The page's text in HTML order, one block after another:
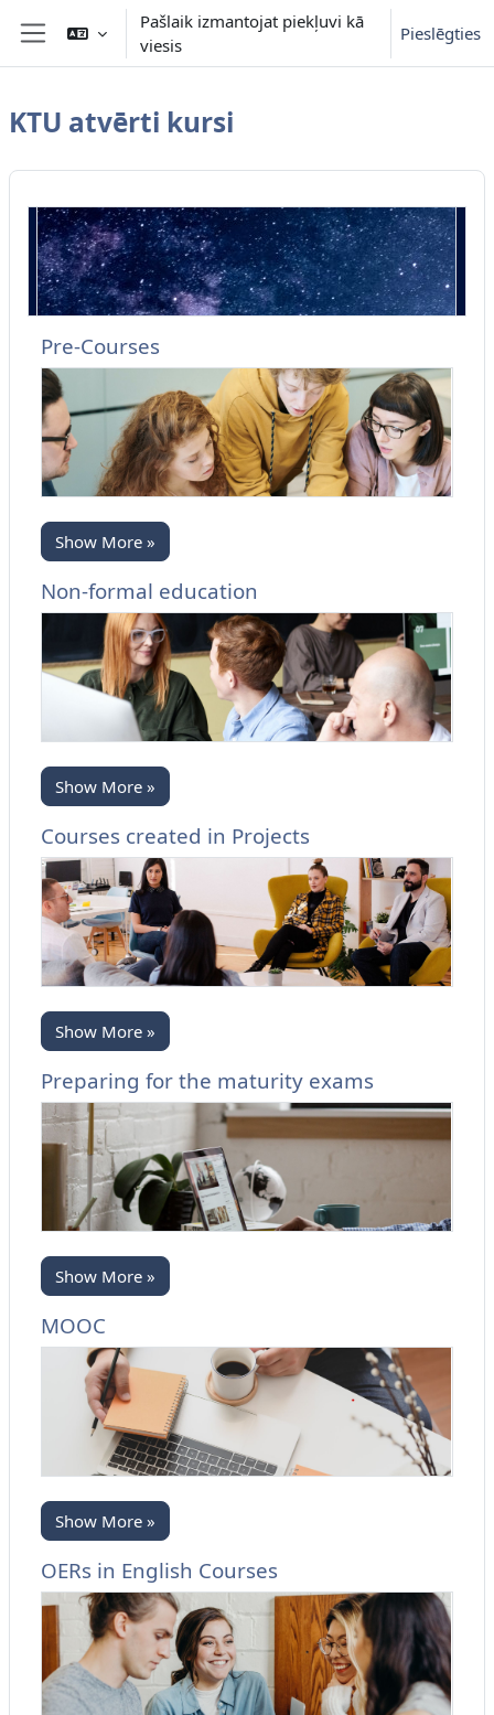
Atvērt galveno saturu
Sānu panelis
Pašlaik izmantojat piekļuvi kā
viesis
Pieslēgties
KTU atvērti kursi
Pre-Courses
Show More »
Non-formal education
Show More »
Courses created in Projects
Show More »
Preparing for the maturity exams
Show More »
MOOC
Show More »
OERs in English Courses